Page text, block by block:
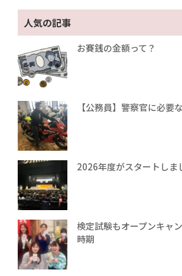
人気の記事
お賽銭の金額って？
【公務員】警察官に必要
2026年度がスタートしま
検定試験もオープンキャ
時期